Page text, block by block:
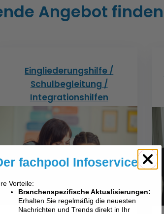
Angebot finden
Eingliederungshilfe /
Schulbegleitung /
Integrationshilfen
fachpool Infoservice
Vorteile:
Branchenspezifische Aktualisierungen:
Erhalten Sie regelmäßig die neuesten
Nachrichten und Trends direkt in Ihr